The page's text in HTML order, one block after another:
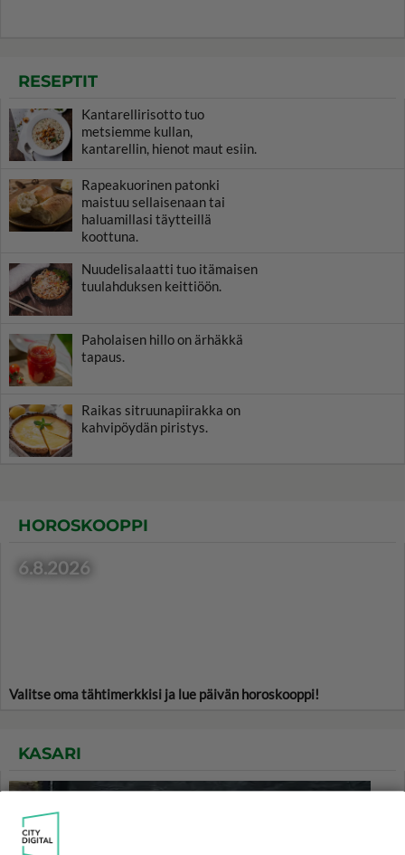
RESEPTIT
Kantarellirisotto tuo
metsiemme kullan,
kantarellin, hienot maut esiin.
Rapeakuorinen patonki
maistuu sellaisenaan tai
haluamillasi täytteillä
koottuna.
Nuudelisalaatti tuo itämaisen
tuulahduksen keittiöön.
Paholaisen hillo on ärhäkkä
tapaus.
Raikas sitruunapiirakka on
kahvipöydän piristys.
HOROSKOOPPI
6.8.2026
Valitse oma tähtimerkkisi ja lue päivän horoskooppi!
KASARI